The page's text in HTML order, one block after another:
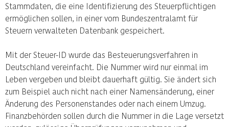
Stammdaten, die eine Identifizierung des Steuerpflichtigen
ermöglichen sollen, in einer vom Bundeszentralamt für
Steuern verwalteten Datenbank gespeichert.
Mit der Steuer-ID wurde das Besteuerungsverfahren in
Deutschland vereinfacht. Die Nummer wird nur einmal im
Leben vergeben und bleibt dauerhaft gültig. Sie ändert sich
zum Beispiel auch nicht nach einer Namensänderung, einer
Änderung des Personenstandes oder nach einem Umzug.
Finanzbehörden sollen durch die Nummer in die Lage versetzt